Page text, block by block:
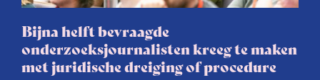
Bijna helft bevraagde
onderzoeksjournalisten kreeg te maken
met juridische dreiging of procedure